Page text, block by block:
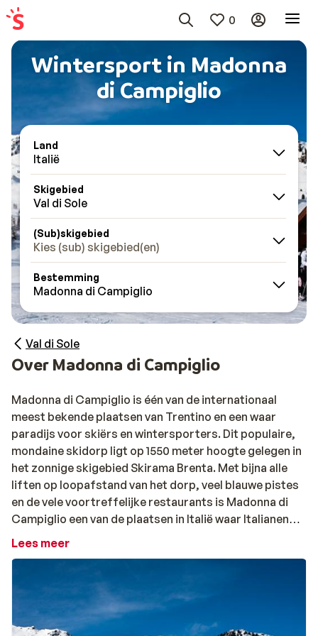
0
Wintersport in Madonna
di Campiglio
Land
Italië
Skigebied
Val di Sole
(Sub)skigebied
Kies (sub) skigebied(en)
Bestemming
Madonna di Campiglio
Val di Sole
Over Madonna di Campiglio
Madonna di Campiglio is één van de internationaal
meest bekende plaatsen van Trentino en een waar
paradijs voor skiërs en wintersporters. Dit populaire,
mondaine skidorp ligt op 1550 meter hoogte gelegen in
het zonnige skigebied Skirama Brenta. Met bijna alle
liften op loopafstand van het dorp, veel blauwe pistes
en de vele voortreffelijke restaurants is Madonna di
Campiglio een van de plaatsen in Italië waar Italianen
zelf ook graag op vakantie gaan.
Madonna di Campiglio, een geliefde verblijfplaats van
de Oostenrijkse en Middeleuropese adel en
welgestelden, werd in de tweede helft van de vorige
Lees meer